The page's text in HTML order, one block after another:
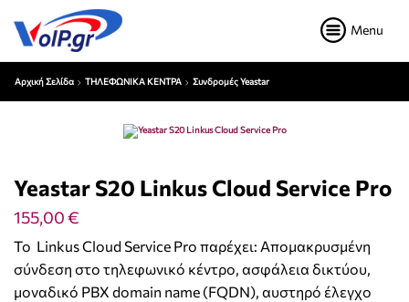
Menu
Αρχική Σελίδα ΤΗΛΕΦΩΝΙΚΑ ΚΕΝΤΡΑ Συνδρομές Yeastar
Yeastar S20 Linkus Cloud Service Pro
155,00€
Το Linkus Cloud Service Pro παρέχει: Απομακρυσμένη
σύνδεση στο τηλεφωνικό κέντρο, ασφάλεια δικτύου,
μοναδικό PBX domain name (FQDN), αυστηρό έλεγχο